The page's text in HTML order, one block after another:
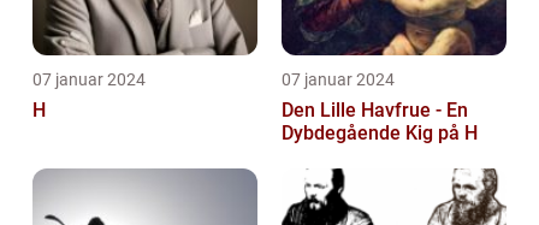
07 januar 2024
H
07 januar 2024
Den Lille Havfrue - En
Dybdegående Kig på H